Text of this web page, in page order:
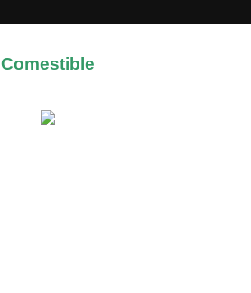
Comestible